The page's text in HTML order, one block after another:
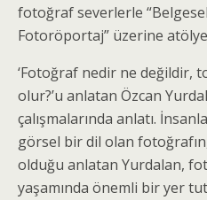
fotoğraf severlerle
Fotoröportaj” üzerine atölye
‘Fotoğraf nedir ne değildir,
olur?’u anlatan Özcan
çalışmalarında anlatı.
görsel bir dil olan
olduğu anlatan Yurdalan,
yaşamında önemli bir yer